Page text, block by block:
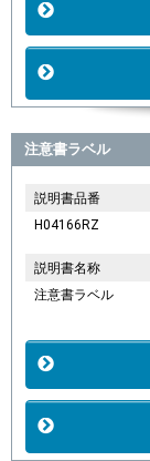
注意書ラベル
説明書品番
H04166RZ
説明書名称
注意書ラベル